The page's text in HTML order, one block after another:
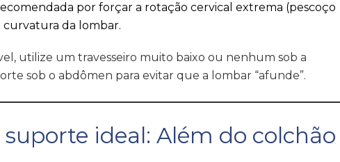
por forçar a rotação cervical extrema (pescoço
curvatura da lombar.
utilize um travesseiro muito baixo ou nenhum sob a
sob o abdômen para evitar que a lombar “afunde”.
suporte ideal: Além do colchão